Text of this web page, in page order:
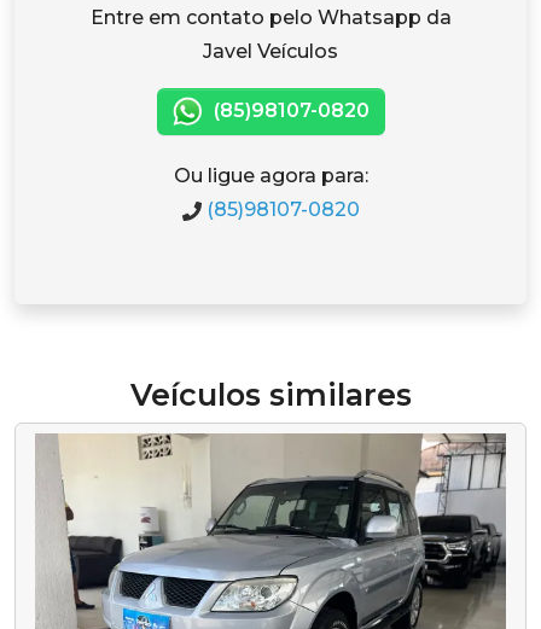
Entre em contato pelo Whatsapp da
Javel Veículos
(85)98107-0820
Ou ligue agora para:
(85)98107-0820
Veículos similares